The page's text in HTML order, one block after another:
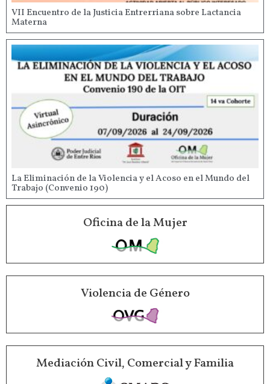
VII Encuentro de la Justicia Entrerriana sobre Lactancia
Materna
La Eliminación de la Violencia y el Acoso en el Mundo del
Trabajo (Convenio 190)
Oficina de la Mujer
Violencia de Género
Mediación Civil, Comercial y Familia